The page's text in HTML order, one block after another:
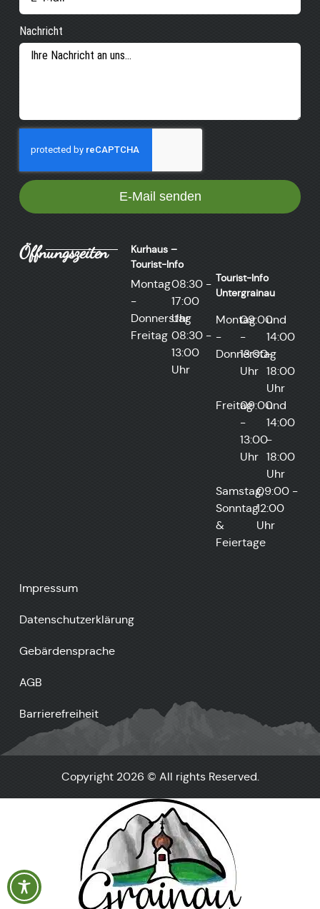
Nachricht
E-Mail senden
Öffnungszeiten
Kurhaus –
Tourist-Info
Montag
-
Donnerstag
08:30 -
17:00
Uhr
Freitag 08:30 -
13:00
Uhr
Tourist-Info
Untergrainau​
Montag
-
Donnerstag
09:00
-
13:00
Uhr
und
14:00
-
18:00
Uhr
Freitag09:00
-
13:00
Uhr
und
14:00
-
18:00
Uhr
Samstag,
Sonntag
&
Feiertage
09:00 -
12:00
Uhr
Impressum
Datenschutzerklärung
Gebärdensprache
AGB
Barrierefreiheit
Copyright 2026 © All rights Reserved.